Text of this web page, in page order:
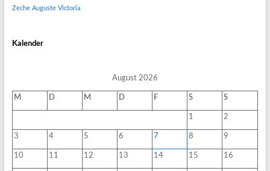
Zeche Auguste Victoria
Kalender
August 2026
M D M D F S S
1 2
3 4 5 6 7 8 9
10 11 12 13 14 15 16